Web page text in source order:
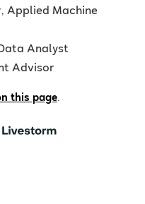
Applied Machine
Analyst
Advisor
this page.